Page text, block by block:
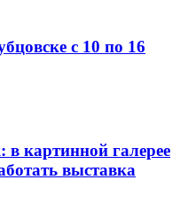
с 10 по 16
картинной галерее
выставка